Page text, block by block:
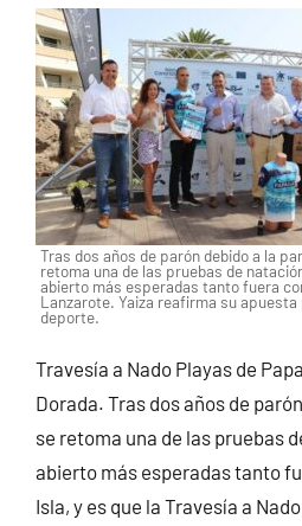
Tras dos años de parón debido a la
retoma una de las pruebas de
abierto más esperadas tanto fuera
Lanzarote. Yaiza reafirma su apuesta
deporte.
Travesía a Nado Playas de
Dorada. Tras dos años de
se retoma una de las pruebas
abierto más esperadas tanto
Isla, y es que la Travesía a